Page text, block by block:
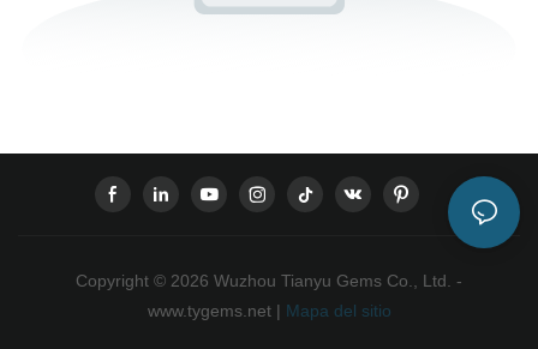
Copyright © 2026 Wuzhou Tianyu Gems Co., Ltd. -
www.tygems.net | Mapa del sitio